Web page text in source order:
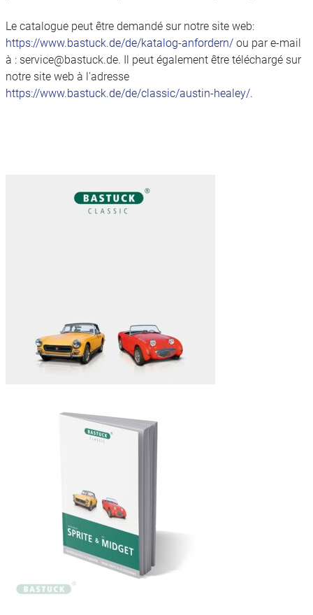
Le catalogue peut être demandé sur notre site web:
https://www.bastuck.de/de/katalog-anfordern/ ou par e-mail
à : service@bastuck.de. Il peut également être téléchargé sur
notre site web à l'adresse
https://www.bastuck.de/de/classic/austin-healey/.